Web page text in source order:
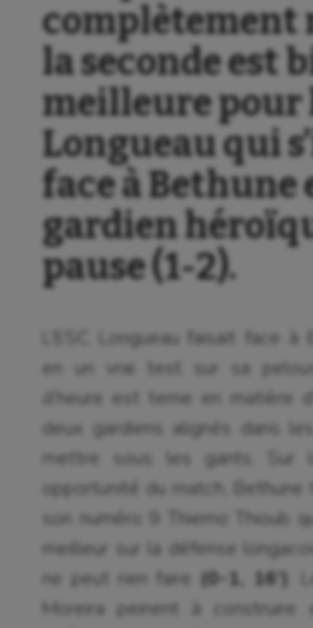
Aéronautique
complètement
la seconde est
meilleure pour
Longueau qui
face à Bethune
gardien
pause (1-2).
L’ESC Longueau faisait face
en un vrai test sur sa
d’heure est terne en matière
deux gardiens alignés dans
mettre sous les gants. Sur
opportunité du match,
son numéro 9 Thierno Thioub
meilleur sur la défense
ne peut rien faire (0-1, 16’) .
Moreira peinent à